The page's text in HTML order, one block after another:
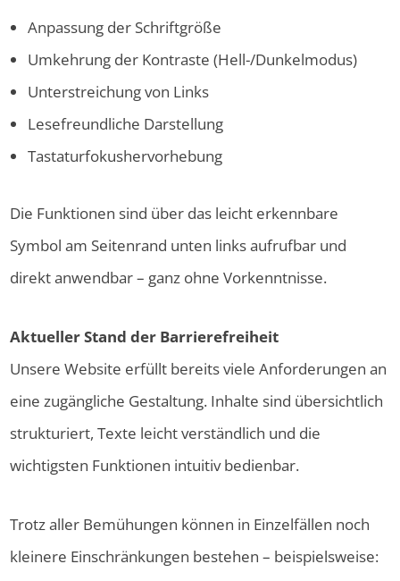
Anpassung der Schriftgröße
Umkehrung der Kontraste (Hell-/Dunkelmodus)
Unterstreichung von Links
Lesefreundliche Darstellung
Tastaturfokushervorhebung
Die Funktionen sind über das leicht erkennbare
Symbol am Seitenrand unten links aufrufbar und
direkt anwendbar – ganz ohne Vorkenntnisse.
Aktueller Stand der Barrierefreiheit
Unsere Website erfüllt bereits viele Anforderungen an
eine zugängliche Gestaltung. Inhalte sind übersichtlich
strukturiert, Texte leicht verständlich und die
wichtigsten Funktionen intuitiv bedienbar.
Trotz aller Bemühungen können in Einzelfällen noch
kleinere Einschränkungen bestehen – beispielsweise: